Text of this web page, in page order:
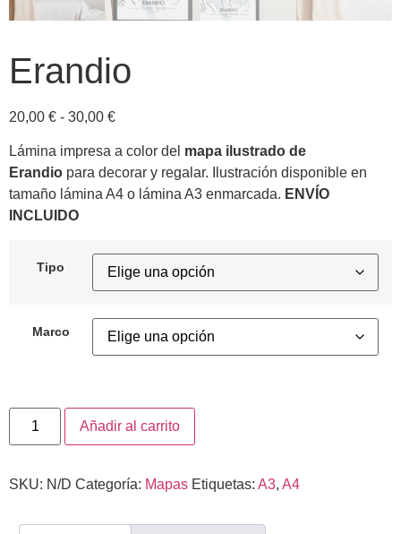
Erandio
20,00 € - 30,00 €
Lámina impresa a color del mapa ilustrado de
Erandio para decorar y regalar. Ilustración disponible en
tamaño lámina A4 o lámina A3 enmarcada. ENVÍO
INCLUIDO
Tipo
Marco
Añadir al carrito
SKU: N/D Categoría: Mapas Etiquetas: A3, A4